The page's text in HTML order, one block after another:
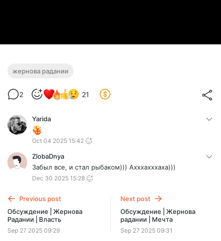
жернова радании
2 21
Yarida
Oct 04 2025 15:42
ZlobaDnya
Забыл все, и стал рыбаком))) Ахххахххаха)))
Dec 30 2025 15:28
Previous post
Обсуждение | Жернова
Радании | Власть
Sep 27 2025 09:29
Next post
Обсуждение | Жернова
радании | Мечта
Sep 27 2025 09:31